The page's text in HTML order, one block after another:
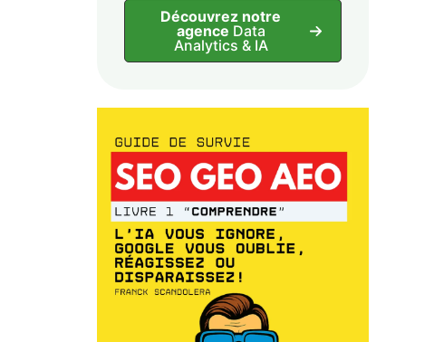
Découvrez notre
agence Data
Analytics & IA